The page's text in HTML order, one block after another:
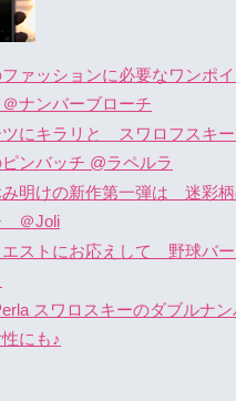
ァッションに必要なワンポ
ナンバーブローチ
ツにキラリと スワロフスキ
ンバッチ @ラペルラ
み明けの新作第一弾は 迷彩柄
＠Joli
エストにお応えして 野球バー
スワロスキーのダブルナ
にも♪